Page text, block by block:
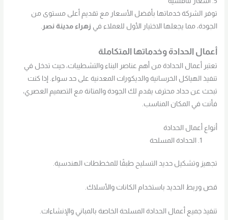
توفر الشركة خدماتها بأفضل الأسعار مع تقديم أعلى مستوى من
الجودة، مما يجعلها الاختيار الأول للعملاء في زهراء مدينة نصر
أعمال الحدادة وخدماتها المتكاملة
تعتبر أعمال الحدادة من أهم عناصر البناء والتشطيبات، حيث تدخل في
تنفيذ الهياكل الخرسانية والديكورات المعدنية على حد سواء. إذا كنت
تبحث عن حداد محترف يقدم لك الجودة والمتانة مع التصميم العصري،
فأنت في المكان المناسب.
أنواع أعمال الحدادة
الحدادة المسلحة
تجهيز وتشكيل حديد التسليح طبقًا للمخططات الهندسية.
قص وربط الحديد باستخدام الكانات والأسلاك.
تنفيذ جميع أعمال الحدادة المسلحة الخاصة بالمباني والإنشاءات.